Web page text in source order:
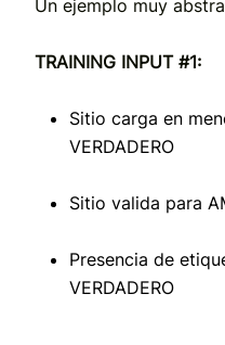
Un ejemplo muy
TRAINING INPUT #1:
Sitio carga en
VERDADERO
Sitio valida para
Presencia de
VERDADERO